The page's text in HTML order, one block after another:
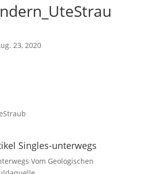
23, 2020
Singles-unterwegs
Vom Geologischen